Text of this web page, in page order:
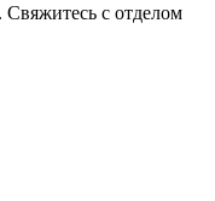
Свяжитесь с отделом